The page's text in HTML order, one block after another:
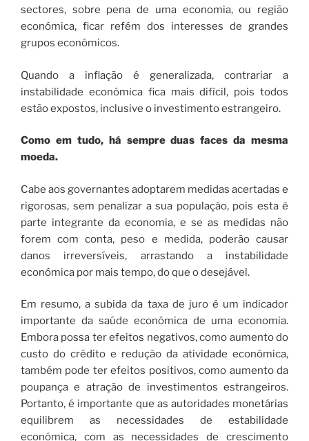
sectores, sobre pena de uma economia, ou região
económica, ficar refém dos interesses de grandes
grupos económicos.
Quando a inflação é generalizada, contrariar a
instabilidade económica fica mais difícil, pois todos
estão expostos, inclusive o investimento estrangeiro.
Como em tudo, há sempre duas faces da mesma
moeda.
Cabe aos governantes adoptarem medidas acertadas e
rigorosas, sem penalizar a sua população, pois esta é
parte integrante da economia, e se as medidas não
forem com conta, peso e medida, poderão causar
danos irreversíveis, arrastando a instabilidade
económica por mais tempo, do que o desejável.
Em resumo, a subida da taxa de juro é um indicador
importante da saúde económica de uma economia.
Embora possa ter efeitos negativos, como aumento do
custo do crédito e redução da atividade económica,
também pode ter efeitos positivos, como aumento da
poupança e atração de investimentos estrangeiros.
Portanto, é importante que as autoridades monetárias
equilibrem as necessidades de estabilidade
económica, com as necessidades de crescimento